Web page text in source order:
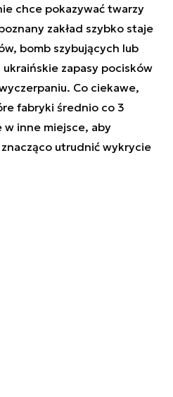
chce pokazywać twarzy
zakład szybko staje
bomb szybujących lub
zapasy pocisków
Co ciekawe,
fabryki średnio co 3
w inne miejsce, aby
utrudnić wykrycie